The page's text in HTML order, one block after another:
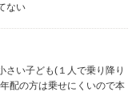
ない
い子ども(１人で乗り降り
配の方は乗せにくいので本